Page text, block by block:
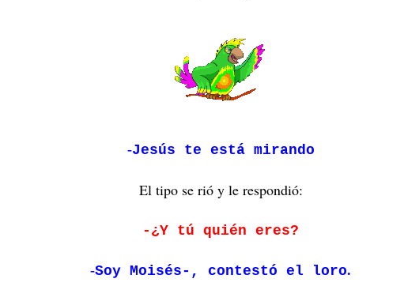
-Jesús te está mirando
El tipo se rió y le respondió:
-¿Y tú quién eres?
-Soy Moisés-, contestó el loro.